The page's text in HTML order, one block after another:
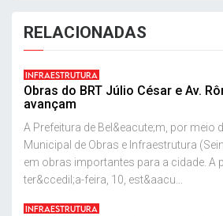
RELACIONADAS
INFRAESTRUTURA
Obras do BRT Júlio César e Av.
avançam
A Prefeitura de Bel&eacute;m, por meio
Municipal de Obras e Infraestrutura
em obras importantes para a cidade. A
ter&ccedil;a-feira, 10, est&aacu...
INFRAESTRUTURA